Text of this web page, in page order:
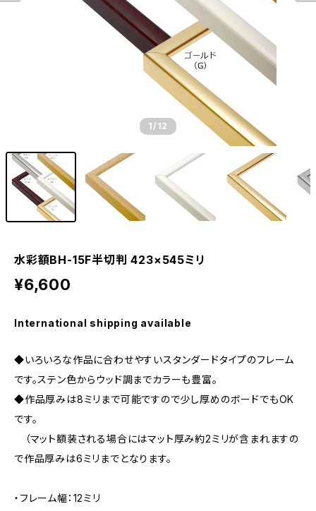
1 /12
水彩額BH-15F半切判 423×545ミリ
¥6,600
International shipping available
◆いろいろな作品に合わせやすいスタンダードタイプのフレーム
です。ステン色からウッド調までカラーも豊富。
◆作品厚みは8ミリまで可能ですので少し厚めのボードでもOK
です。
（マット額装される場合にはマット厚み約2ミリが含まれますの
で作品厚みは6ミリまでとなります。
・フレーム幅：12ミリ